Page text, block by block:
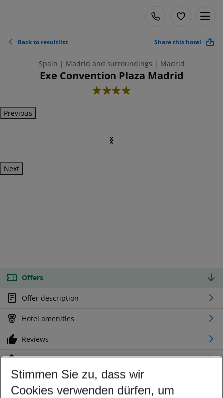
Back to resultlist Share this hotel
Spain | Madrid and surroundings | Madrid
Exe Convention Plaza Madrid
4
Previous
Next
Offers
Offer description
Hotel amenities
Reviews
Location
Customize your offer
Stimmen Sie zu, dass wir
Cookies verwenden dürfen, um